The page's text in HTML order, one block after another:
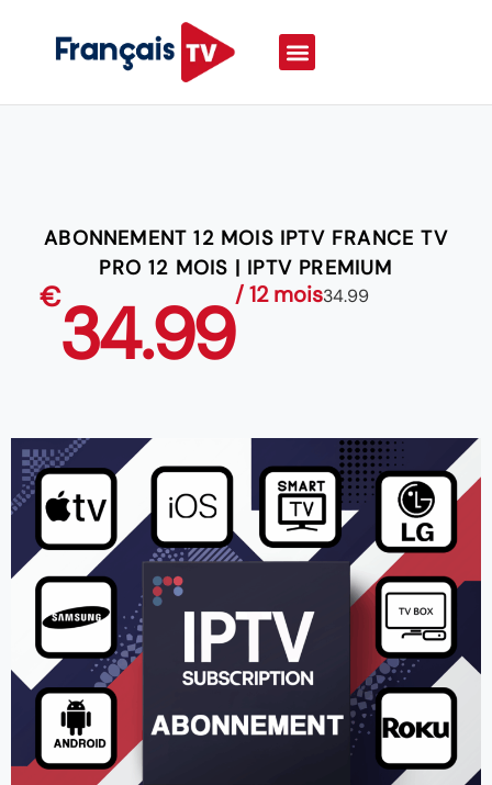
ABONNEMENT 12 MOIS IPTV FRANCE TV
PRO 12 MOIS | IPTV PREMIUM
€34.99/ 12 mois34.99